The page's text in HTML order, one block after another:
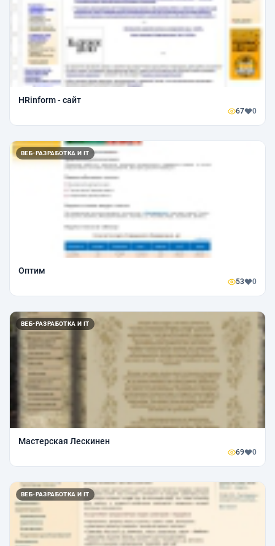
HRinform - сайт
67 0
ВЕБ-РАЗРАБОТКА И IT
Оптим
53 0
ВЕБ-РАЗРАБОТКА И IT
Мастерская Лескинен
69 0
ВЕБ-РАЗРАБОТКА И IT